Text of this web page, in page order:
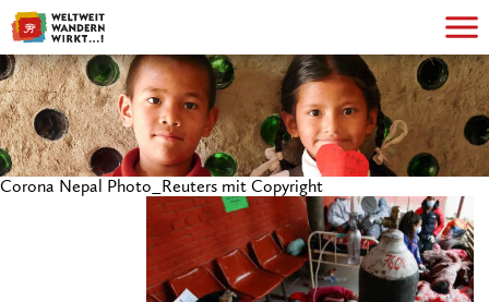
Corona Nepal Photo_Reuters mit Copyright